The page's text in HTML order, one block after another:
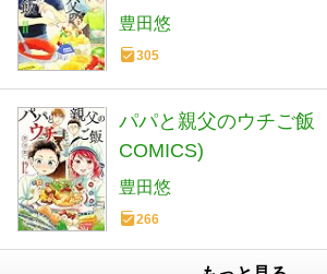
豊田悠
305
パパと親父のウチご
COMICS)
豊田悠
266